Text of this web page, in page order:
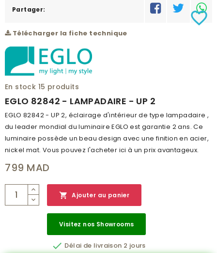
RÉSEAU
Partager:
Télécharger la fiche technique
En stock 15 produits
EGLO 82842 - LAMPADAIRE - UP 2
EGLO 82842 - UP 2, éclairage d'intérieur de type lampadaire ,
du leader mondial du luminaire EGLO est garantie 2 ans. Ce
luminaire possède un beau design avec une finition en acier,
nickel mat. Vous pouvez l'acheter ici à un prix avantageux.
favorite_border
799 MAD
 Ajouter au panier
Visitez nos Showrooms
 Délai de livraison 2 jours